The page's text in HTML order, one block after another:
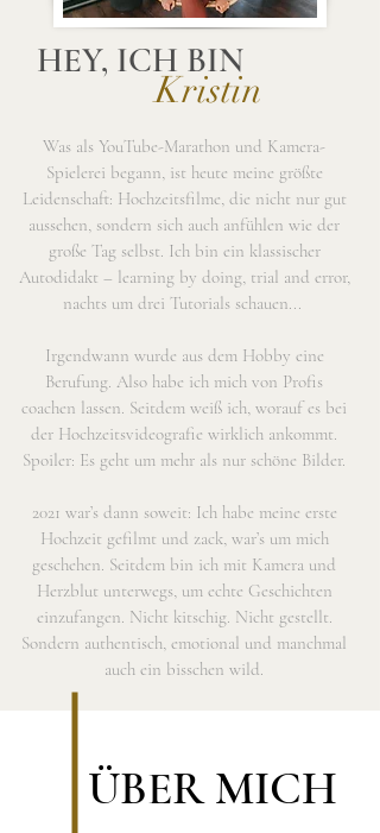
HEY, ICH BIN
Kristin
Was als YouTube-Marathon und Kamera-
Spielerei begann, ist heute meine größte
Leidenschaft: Hochzeitsfilme, die nicht nur gut
aussehen, sondern sich auch anfühlen wie der
große Tag selbst. Ich bin ein klassischer
Autodidakt – learning by doing, trial and error,
nachts um drei Tutorials schauen...
Irgendwann wurde aus dem Hobby eine
Berufung. Also habe ich mich von Profis
coachen lassen. Seitdem weiß ich, worauf es bei
der Hochzeitsvideografie wirklich ankommt.
Spoiler: Es geht um mehr als nur schöne Bilder.
2021 war’s dann soweit: Ich habe meine erste
Hochzeit gefilmt und zack, war’s um mich
geschehen. Seitdem bin ich mit Kamera und
Herzblut unterwegs, um echte Geschichten
einzufangen. Nicht kitschig. Nicht gestellt.
Sondern authentisch, emotional und manchmal
auch ein bisschen wild.
ÜBER MICH